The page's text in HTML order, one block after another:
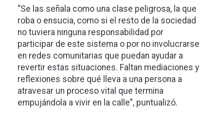
“Se las señala como una clase peligrosa, la que
roba o ensucia, como si el resto de la sociedad
no tuviera ninguna responsabilidad por
participar de este sistema o por no involucrarse
en redes comunitarias que puedan ayudar a
revertir estas situaciones. Faltan mediaciones y
reflexiones sobre qué lleva a una persona a
atravesar un proceso vital que termina
empujándola a vivir en la calle”, puntualizó.